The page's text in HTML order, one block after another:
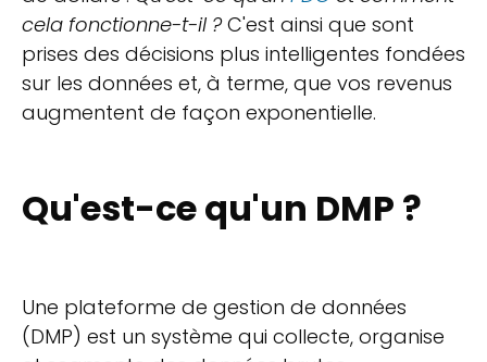
cela fonctionne-t-il ?C'est ainsi que sont
prises des décisions plus intelligentes fondées
sur les données et, à terme, que vos revenus
augmentent de façon exponentielle.
Qu'est-ce qu'un DMP ?
Une plateforme de gestion de données
(DMP) est un système qui collecte, organise